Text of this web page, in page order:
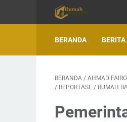
BERANDA BERITA
BERANDA / AHMAD
/ REPORTASE / RUMAH